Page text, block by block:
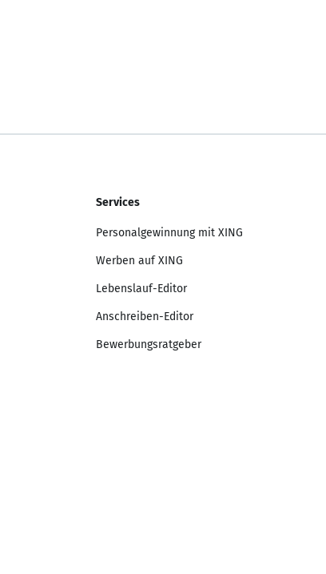
Services
Personalgewinnung mit XING
Werben auf XING
Lebenslauf-Editor
Anschreiben-Editor
Bewerbungsratgeber